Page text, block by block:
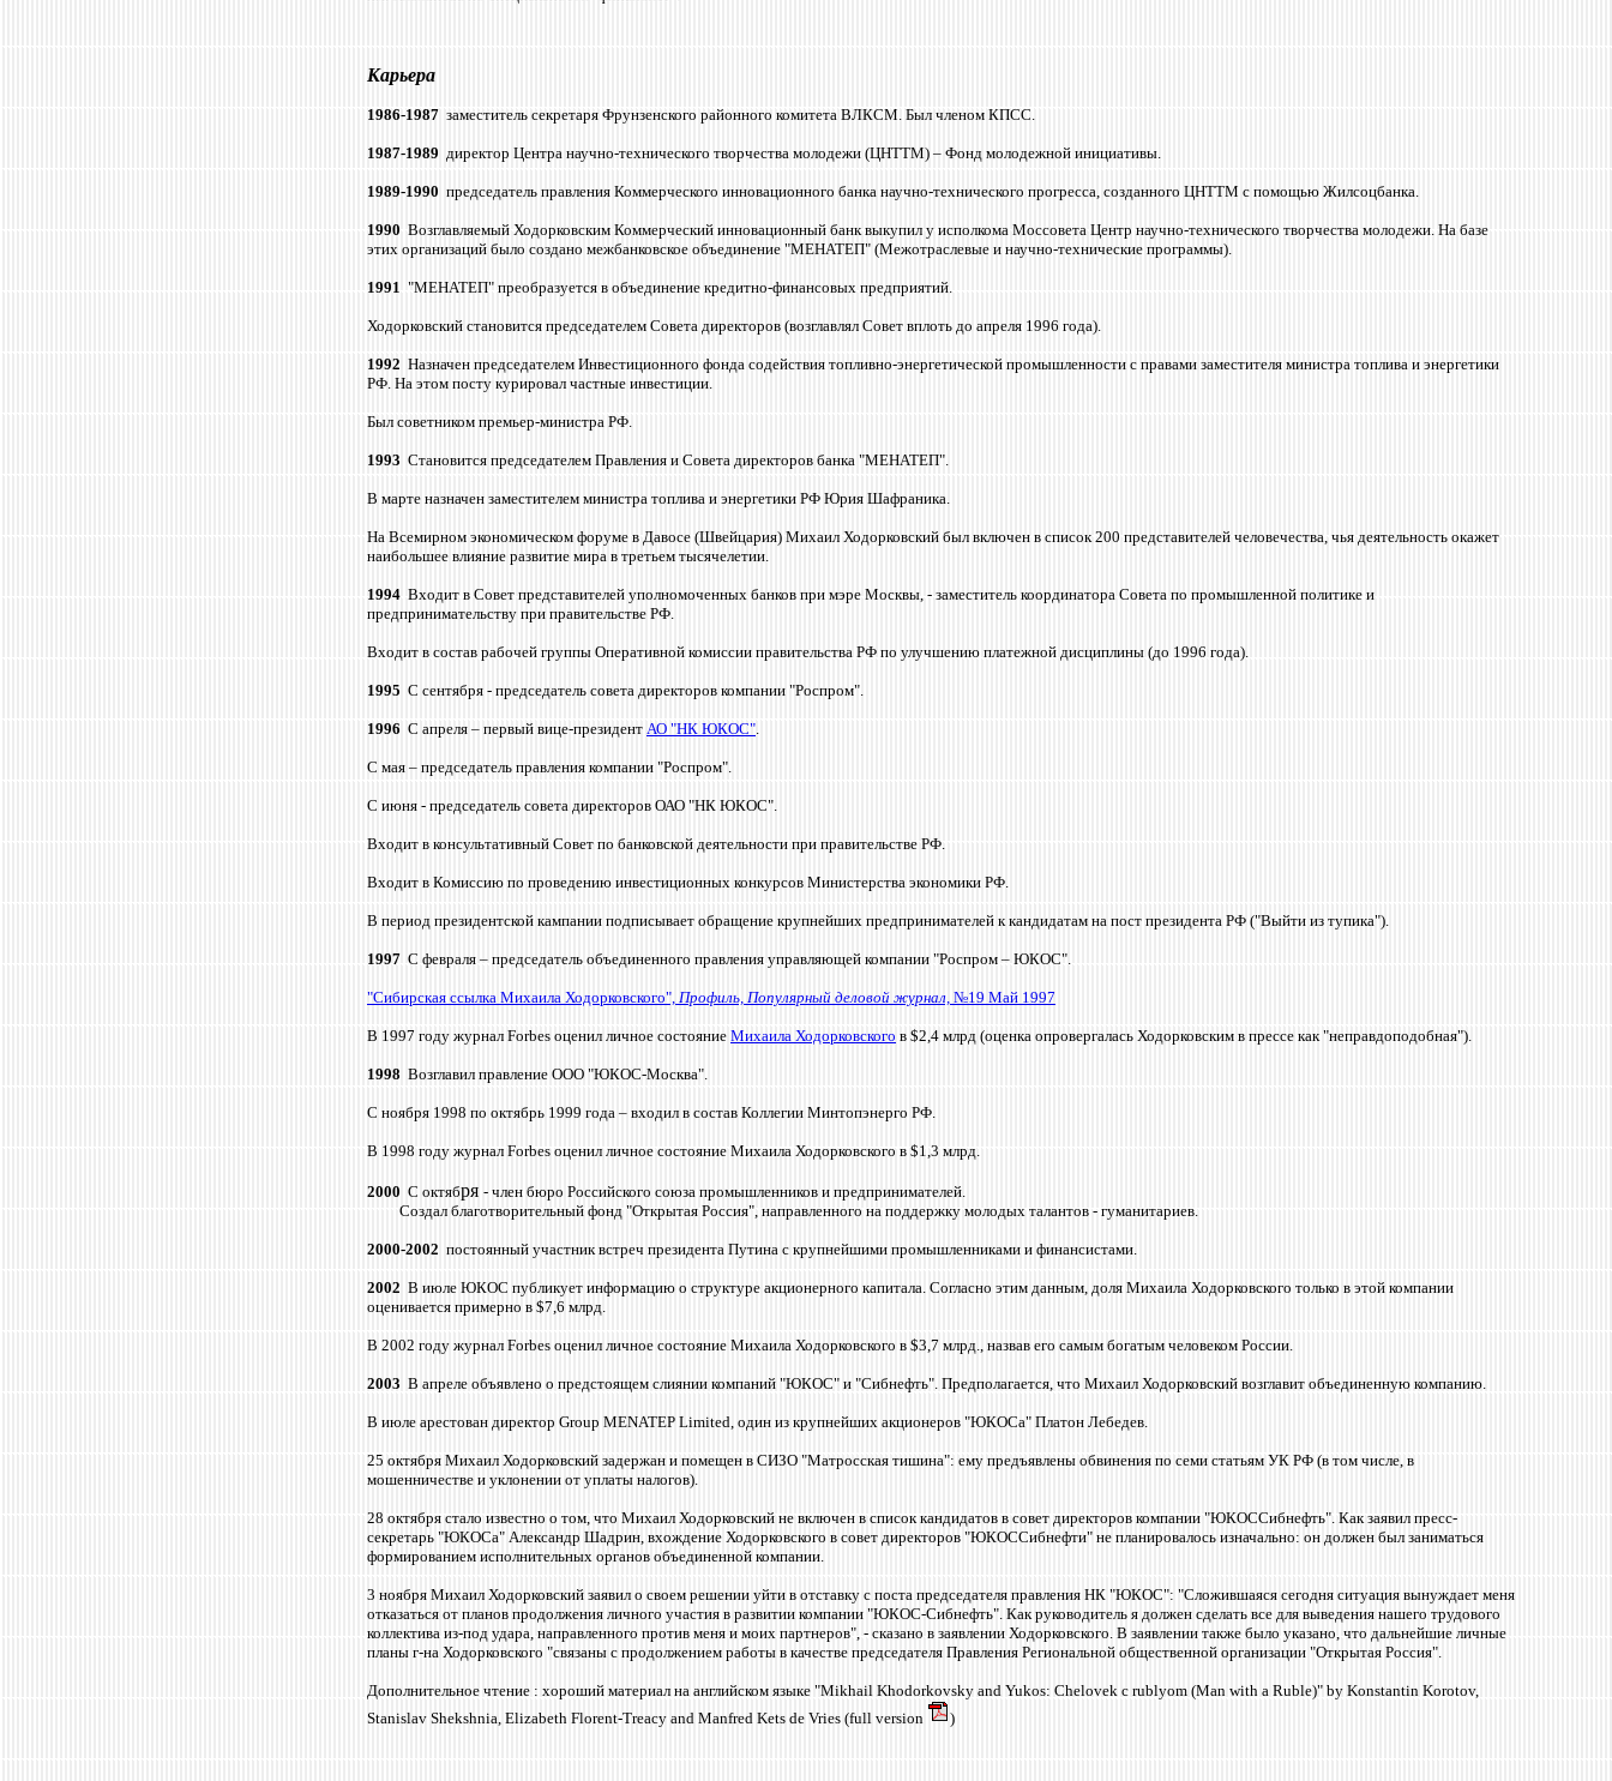
Карьера
1986-1987 заместитель секретаря Фрунзенского районного комитета ВЛКСМ. Был членом КПСС.
1987-1989 директор Центра научно-технического творчества молодежи (ЦНТТМ) – Фонд молодежной инициативы.
1989-1990 председатель правления Коммерческого инновационного банка научно-технического прогресса, созданного ЦНТТМ с помощью Жилсоцбанка.
1990 Возглавляемый Ходорковским Коммерческий инновационный банк выкупил у исполкома Моссовета Центр научно-технического творчества молодежи. На базе
этих организаций было создано межбанковское объединение "МЕНАТЕП" (Межотраслевые и научно-технические программы).
1991 "МЕНАТЕП" преобразуется в объединение кредитно-финансовых предприятий.
Ходорковский становится председателем Совета директоров (возглавлял Совет вплоть до апреля 1996 года).
1992 Назначен председателем Инвестиционного фонда содействия топливно-энергетической промышленности с правами заместителя министра топлива и энергетики
РФ. На этом посту курировал частные инвестиции.
Был советником премьер-министра РФ.
1993 Становится председателем Правления и Совета директоров банка "МЕНАТЕП".
В марте назначен заместителем министра топлива и энергетики РФ Юрия Шафраника.
На Всемирном экономическом форуме в Давосе (Швейцария) Михаил Ходорковский был включен в список 200 представителей человечества, чья деятельность окажет
наибольшее влияние развитие мира в третьем тысячелетии.
1994 Входит в Совет представителей уполномоченных банков при мэре Москвы, - заместитель координатора Совета по промышленной политике и
предпринимательству при правительстве РФ.
Входит в состав рабочей группы Оперативной комиссии правительства РФ по улучшению платежной дисциплины (до 1996 года).
1995 С сентября - председатель совета директоров компании "Роспром".
1996 С апреля – первый вице-президент АО "НК ЮКОС".
С мая – председатель правления компании "Роспром".
С июня - председатель совета директоров ОАО "НК ЮКОС".
Входит в консультативный Совет по банковской деятельности при правительстве РФ.
Входит в Комиссию по проведению инвестиционных конкурсов Министерства экономики РФ.
В период президентской кампании подписывает обращение крупнейших предпринимателей к кандидатам на пост президента РФ ("Выйти из тупика").
1997 С февраля – председатель объединенного правления управляющей компании "Роспром – ЮКОС".
"Сибирская ссылка Михаила Ходорковского", Профиль, Популярный деловой журнал, №19 Май 1997
В 1997 году журнал Forbes оценил личное состояние Михаила Ходорковского в $2,4 млрд (оценка опровергалась Ходорковским в прессе как "неправдоподобная").
1998 Возглавил правление ООО "ЮКОС-Москва".
С ноября 1998 по октябрь 1999 года – входил в состав Коллегии Минтопэнерго РФ.
В 1998 году журнал Forbes оценил личное состояние Михаила Ходорковского в $1,3 млрд.
2000 С октября - член бюро Российского союза промышленников и предпринимателей.
Создал благотворительный фонд "Открытая Россия", направленного на поддержку молодых талантов - гуманитариев.
2000-2002 постоянный участник встреч президента Путина с крупнейшими промышленниками и финансистами.
2002 В июле ЮКОС публикует информацию о структуре акционерного капитала. Согласно этим данным, доля Михаила Ходорковского только в этой компании
оценивается примерно в $7,6 млрд.
В 2002 году журнал Forbes оценил личное состояние Михаила Ходорковского в $3,7 млрд., назвав его самым богатым человеком России.
2003 В апреле объявлено о предстоящем слиянии компаний "ЮКОС" и "Сибнефть". Предполагается, что Михаил Ходорковский возглавит объединенную компанию.
В июле арестован директор Group MENATEP Limited, один из крупнейших акционеров "ЮКОСа" Платон Лебедев.
25 октября Михаил Ходорковский задержан и помещен в СИЗО "Матросская тишина": ему предъявлены обвинения по семи статьям УК РФ (в том числе, в
мошенничестве и уклонении от уплаты налогов).
28 октября стало известно о том, что Михаил Ходорковский не включен в список кандидатов в совет директоров компании "ЮКОССибнефть". Как заявил пресс-
секретарь "ЮКОСа" Александр Шадрин, вхождение Ходорковского в совет директоров "ЮКОССибнефти" не планировалось изначально: он должен был заниматься
формированием исполнительных органов объединенной компании.
3 ноября Михаил Ходорковский заявил о своем решении уйти в отставку с поста председателя правления НК "ЮКОС": "Cложившаяся сегодня ситуация вынуждает меня
отказаться от планов продолжения личного участия в развитии компании "ЮКОС-Сибнефть". Как руководитель я должен сделать все для выведения нашего трудового
коллектива из-под удара, направленного против меня и моих партнеров", - сказано в заявлении Ходорковского. В заявлении также было указано, что дальнейшие личные
планы г-на Ходорковского "связаны с продолжением работы в качестве председателя Правления Региональной общественной организации "Открытая Россия".
Дополнительное чтение : хороший материал на английском языке "Mikhail Khodorkovsky and Yukos: Chelovek c rublyom (Man with a Ruble)" by Konstantin Korotov,
Stanislav Shekshnia, Elizabeth Florent-Treacy and Manfred Kets de Vries (full version
)